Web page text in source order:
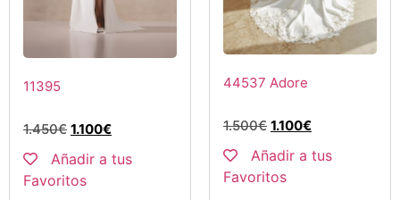
11395
1.450€ 1.100€
Añadir a tus
Favoritos
44537 Adore
1.500€ 1.100€
Añadir a tus
Favoritos